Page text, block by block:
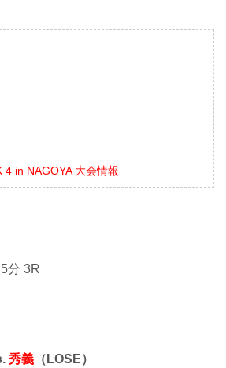
4 in NAGOYA 大会情報
分 3R
秀義 （LOSE）